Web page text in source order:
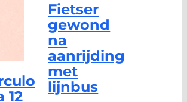
12
Fietser
gewond
na
aanrijding
met
lijnbus